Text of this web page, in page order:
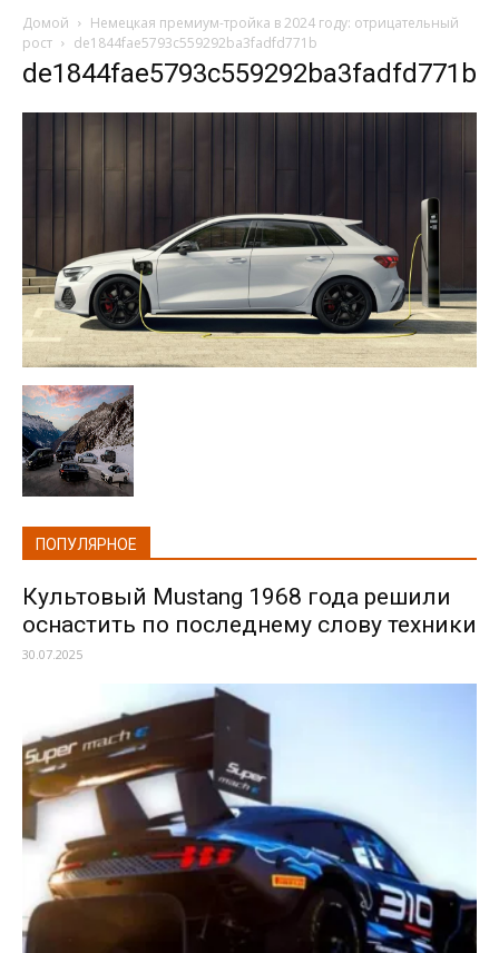
Домой
Немецкая премиум-тройка в 2024 году: отрицательный
рост
de1844fae5793c559292ba3fadfd771b
de1844fae5793c559292ba3fadfd771b
ПОПУЛЯРНОЕ
Культовый Mustang 1968 года решили
оснастить по последнему слову техники
30.07.2025